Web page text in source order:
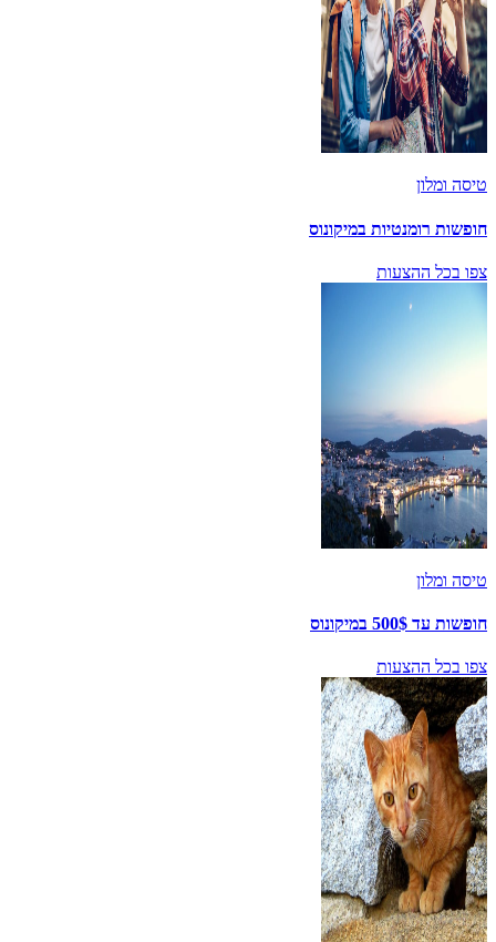
טיסה ומלון
חופשות רומנטיות במיקונוס
צפו בכל ההצעות
טיסה ומלון
חופשות עד 500$ במיקונוס
צפו בכל ההצעות